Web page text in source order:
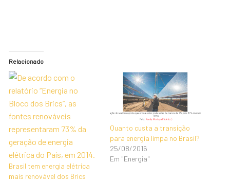
Relacionado
Brasil tem energia elétrica
mais renovável dos Brics
Quanto custa a transição
para energia limpa no Brasil?
25/08/2016
Em "Energia"